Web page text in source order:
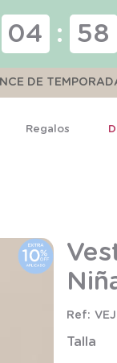
04 : 58
DE
Regalos
Talla